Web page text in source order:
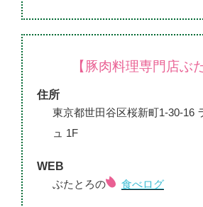
【豚肉料理専門店ぶ
住所
東京都世田谷区桜新町1-30-16
ュ 1F
WEB
ぶたとろの 食べログ